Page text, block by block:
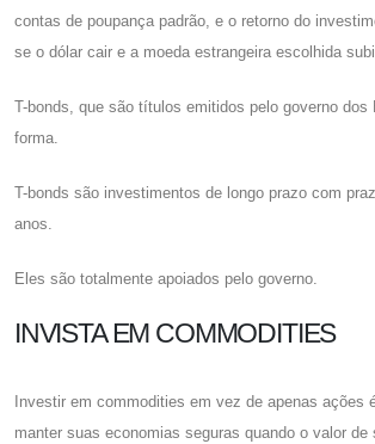
contas de poupança padrão, e o retorno do
se o dólar cair e a moeda estrangeira escolhida
T-bonds, que são títulos emitidos pelo governo dos
forma.
T-bonds são investimentos de longo prazo com
anos.
Eles são totalmente apoiados pelo governo.
INVISTA EM COMMODITIES
Investir em commodities em vez de apenas ações
manter suas economias seguras quando o valor de